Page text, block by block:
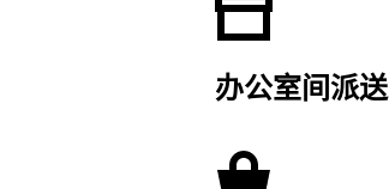
办公室间派送